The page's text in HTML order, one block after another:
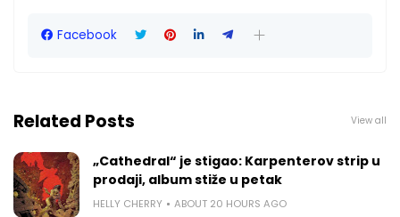
Facebook
Related Posts View all
„Cathedral“ je stigao: Karpenterov strip u
prodaji, album stiže u petak
HELLY CHERRY ABOUT 20 HOURS AGO